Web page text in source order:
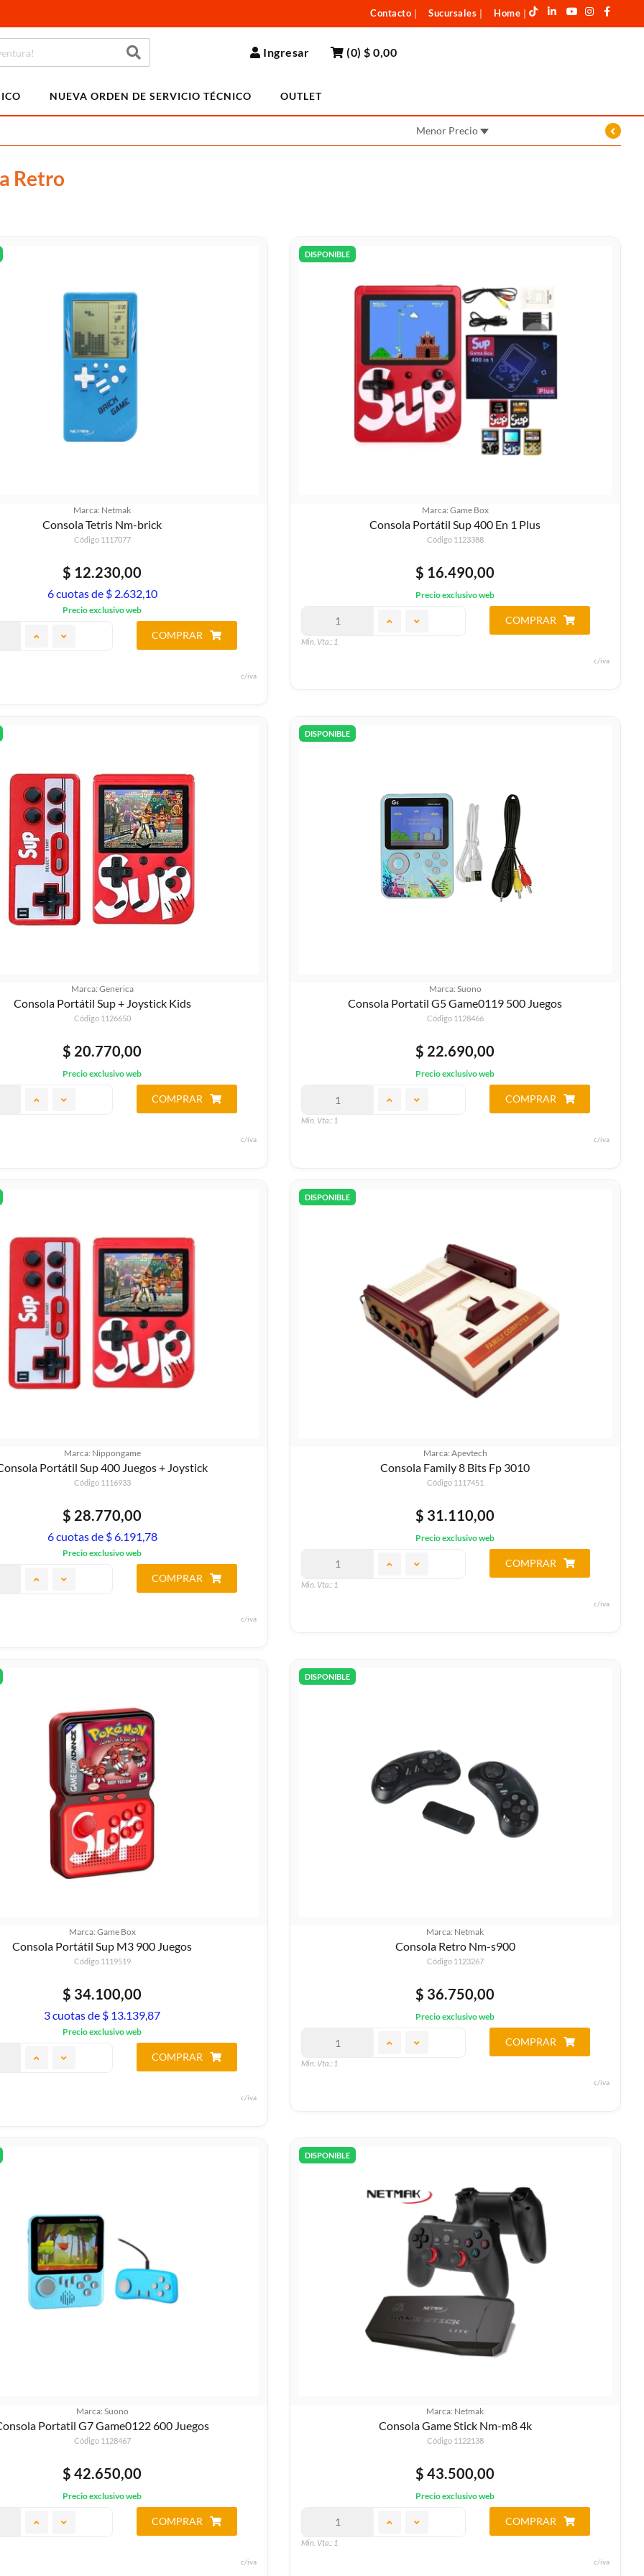
Contacto Sucursales Home
Ingresar (0)$ 0,00
NUEVA ORDEN DE SERVICIO TÉCNICO OUTLET
Menor Precio
Retro
Marca: Netmak
Consola Tetris Nm-brick
Código 1117077
$ 12.230,00
6 cuotas de $ 2.632,10
Precio exclusivo web
COMPRAR
c/iva
DISPONIBLE
Marca: Game Box
Consola Portátil Sup 400 En 1 Plus
Código 1123388
$ 16.490,00
Precio exclusivo web
Min. Vta.: 1
COMPRAR
c/iva
Marca: Generica
Consola Portátil Sup + Joystick Kids
Código 1126650
$ 20.770,00
Precio exclusivo web
COMPRAR
c/iva
DISPONIBLE
Marca: Suono
Consola Portatil G5 Game0119 500 Juegos
Código 1128466
$ 22.690,00
Precio exclusivo web
Min. Vta.: 1
COMPRAR
c/iva
Marca: Nippongame
Portátil Sup 400 Juegos + Joystick
Código 1116933
$ 28.770,00
6 cuotas de $ 6.191,78
Precio exclusivo web
COMPRAR
c/iva
DISPONIBLE
Marca: Apevtech
Consola Family 8 Bits Fp 3010
Código 1117451
$ 31.110,00
Precio exclusivo web
Min. Vta.: 1
COMPRAR
c/iva
Marca: Game Box
Consola Portátil Sup M3 900 Juegos
Código 1119519
$ 34.100,00
3 cuotas de $ 13.139,87
Precio exclusivo web
COMPRAR
c/iva
DISPONIBLE
Marca: Netmak
Consola Retro Nm-s900
Código 1123267
$ 36.750,00
Precio exclusivo web
Min. Vta.: 1
COMPRAR
c/iva
Marca: Suono
Portatil G7 Game0122 600 Juegos
Código 1128467
$ 42.650,00
Precio exclusivo web
COMPRAR
c/iva
DISPONIBLE
Marca: Netmak
Consola Game Stick Nm-m8 4k
Código 1122138
$ 43.500,00
Precio exclusivo web
Min. Vta.: 1
COMPRAR
c/iva